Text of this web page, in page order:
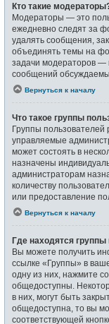
Кто такие
Модераторы — это
ежедневно следят за
удалять сообщения,
объединять темы на
задачи модераторов —
сообщений
Вернуться к началу
Что такое группы
Группы пользователей
управляемые
может состоять в
назначены
администраторам
количеству
или предоставление
Вернуться к началу
Где находятся группы
Вы можете получить
ссылке «Группы» в
одну из них, нажмите
общедоступны.
в них, могут быть
общедоступна, то вы
соответствующей